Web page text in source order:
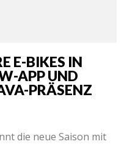
E-BIKES IN
APP UND
PRÄSENZ
die neue Saison mit